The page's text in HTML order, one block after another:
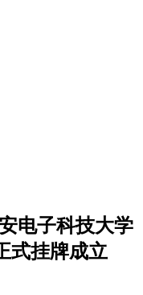
电子科技大学
式挂牌成立